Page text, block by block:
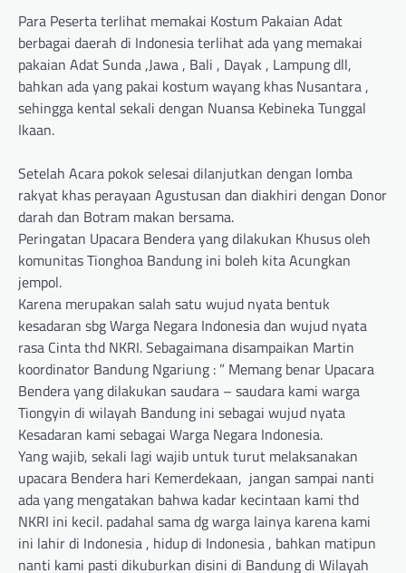
Para Peserta terlihat memakai Kostum Pakaian Adat
berbagai daerah di Indonesia terlihat ada yang memakai
pakaian Adat Sunda ,Jawa , Bali , Dayak , Lampung dll,
bahkan ada yang pakai kostum wayang khas Nusantara ,
sehingga kental sekali dengan Nuansa Kebineka Tunggal
Ikaan.
Setelah Acara pokok selesai dilanjutkan dengan lomba
rakyat khas perayaan Agustusan dan diakhiri dengan Donor
darah dan Botram makan bersama.
Peringatan Upacara Bendera yang dilakukan Khusus oleh
komunitas Tionghoa Bandung ini boleh kita Acungkan
jempol.
Karena merupakan salah satu wujud nyata bentuk
kesadaran sbg Warga Negara Indonesia dan wujud nyata
rasa Cinta thd NKRI. Sebagaimana disampaikan Martin
koordinator Bandung Ngariung : ” Memang benar Upacara
Bendera yang dilakukan saudara – saudara kami warga
Tiongyin di wilayah Bandung ini sebagai wujud nyata
Kesadaran kami sebagai Warga Negara Indonesia.
Yang wajib, sekali lagi wajib untuk turut melaksanakan
upacara Bendera hari Kemerdekaan, jangan sampai nanti
ada yang mengatakan bahwa kadar kecintaan kami thd
NKRI ini kecil. padahal sama dg warga lainya karena kami
ini lahir di Indonesia , hidup di Indonesia , bahkan matipun
nanti kami pasti dikuburkan disini di Bandung di Wilayah